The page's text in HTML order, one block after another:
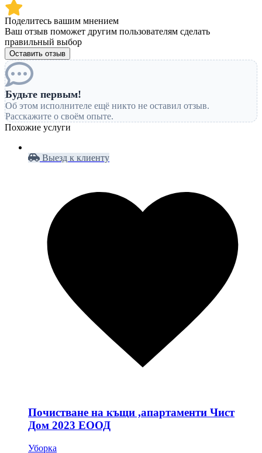
Поделитесь вашим мнением
Ваш отзыв поможет другим пользователям сделать
правильный выбор
Оставить отзыв
Будьте первым!
Об этом исполнителе ещё никто не оставил отзыв.
Расскажите о своём опыте.
Похожие услуги
Выезд к клиенту
Почистване на къщи ,апартаменти Чист
Дом 2023 ЕООД
Уборка